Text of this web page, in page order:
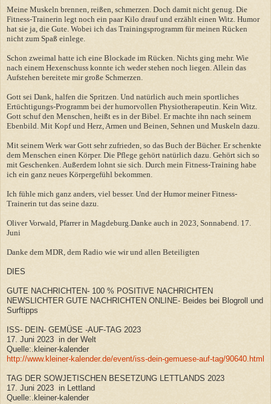
Meine Muskeln brennen, reißen, schmerzen. Doch damit nicht genug. Die
Fitness-Trainerin legt noch ein paar Kilo drauf und erzählt einen Witz. Humor
hat sie ja, die Gute. Wobei ich das Trainingsprogramm für meinen Rücken
nicht zum Spaß einlege.
Schon zweimal hatte ich eine Blockade im Rücken. Nichts ging mehr. Wie
nach einem Hexenschuss konnte ich weder stehen noch liegen. Allein das
Aufstehen bereitete mir große Schmerzen.
Gott sei Dank, halfen die Spritzen. Und natürlich auch mein sportliches
Ertüchtigungs-Programm bei der humorvollen Physiotherapeutin. Kein Witz.
Gott schuf den Menschen, heißt es in der Bibel. Er machte ihn nach seinem
Ebenbild. Mit Kopf und Herz, Armen und Beinen, Sehnen und Muskeln dazu.
Mit seinem Werk war Gott sehr zufrieden, so das Buch der Bücher. Er schenkte
dem Menschen einen Körper. Die Pflege gehört natürlich dazu. Gehört sich so
mit Geschenken. Außerdem lohnt sie sich. Durch mein Fitness-Training habe
ich ein ganz neues Körpergefühl bekommen.
Ich fühle mich ganz anders, viel besser. Und der Humor meiner Fitness-
Trainerin tut das seine dazu.
Oliver Vorwald, Pfarrer in Magdeburg.Danke auch in 2023, Sonnabend. 17.
Juni
Danke dem MDR, dem Radio wie wir und allen Beteiligten
DIES
GUTE NACHRICHTEN- 100 % POSITIVE NACHRICHTEN
NEWSLICHTER GUTE NACHRICHTEN ONLINE- Beides bei Blogroll und
Surftipps
ISS- DEIN- GEMÜSE -AUF-TAG 2023
17. Juni 2023 in der Welt
Quelle:.kleiner-kalender
http://www.kleiner-kalender.de/event/iss-dein-gemuese-auf-tag/90640.html
TAG DER SOWJETISCHEN BESETZUNG LETTLANDS 2023
17. Juni 2023 in Lettland
Quelle:.kleiner-kalender